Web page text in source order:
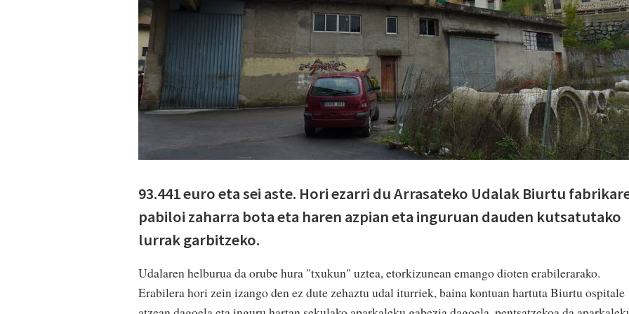
93.441 euro eta sei aste. Hori ezarri du Arrasateko Udalak Biurtu
pabiloi zaharra bota eta haren azpian eta inguruan dauden kutsatutako
lurrak garbitzeko.
Udalaren helburua da orube hura "txukun" uztea, etorkizunean emango dioten erabilerarako.
Erabilera hori zein izango den ez dute zehaztu udal iturriek, baina kontuan hartuta Biurtu ospitale